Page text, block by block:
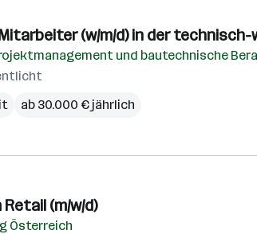
(w/m/d) in der
und bautechnische
ab 30.000 € jährlich
(m/w/d)
Österreich